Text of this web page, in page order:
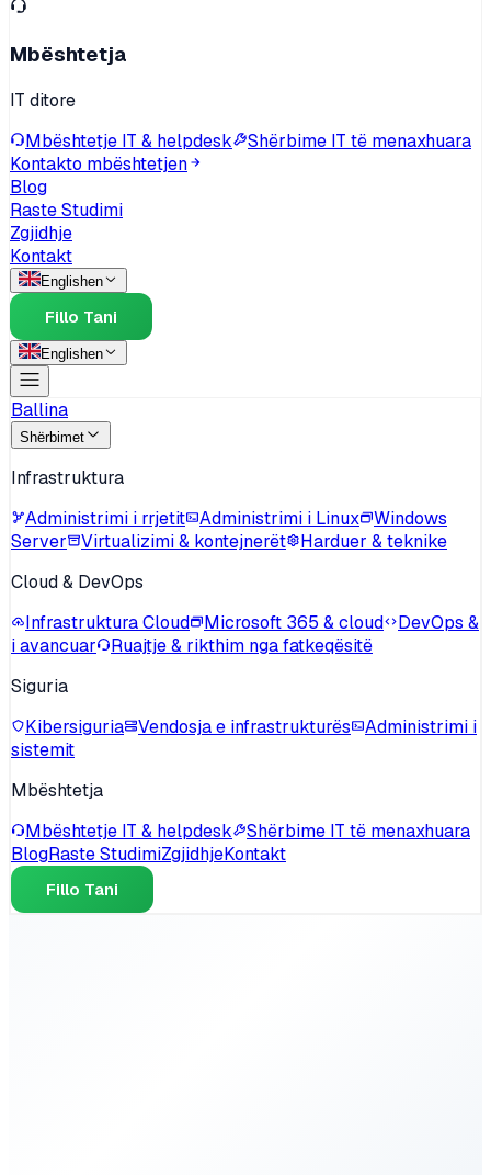
Mbështetja
IT ditore
Mbështetje IT & helpdesk
Shërbime IT të menaxhuara
Kontakto mbështetjen
Blog
Raste Studimi
Zgjidhje
Kontakt
Englishen
Fillo Tani
Englishen
Ballina
Shërbimet
Infrastruktura
Administrimi i rrjetit
Administrimi i Linux
Windows
Server
Virtualizimi & kontejnerët
Harduer & teknike
Cloud & DevOps
Infrastruktura Cloud
Microsoft 365 & cloud
DevOps &
i avancuar
Ruajtje & rikthim nga fatkeqësitë
Siguria
Kibersiguria
Vendosja e infrastrukturës
Administrimi i
sistemit
Mbështetja
Mbështetje IT & helpdesk
Shërbime IT të menaxhuara
BlogRaste StudimiZgjidhjeKontakt
Fillo Tani